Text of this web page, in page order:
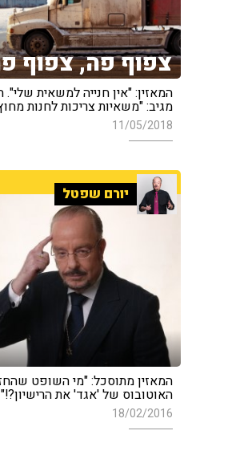
צפוף פה, צפוף
המאזין: "אין חנייה למשאית שלי".
מגיב: "משאיות צריכות לחנות
11/05/2018
יורם שפטל
המאזין מתוסכל: "מי השופט
האוטובוס של 'אגד' את הרישיון?!"
18/02/2016